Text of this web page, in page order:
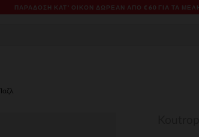
ΠΑΡΆΔΟΣΗ ΚΑΤ' ΟΊΚΟΝ ΔΩΡΕΑΝ ΑΠΌ €60 ΓΙΑ ΤΑ
Παζλ